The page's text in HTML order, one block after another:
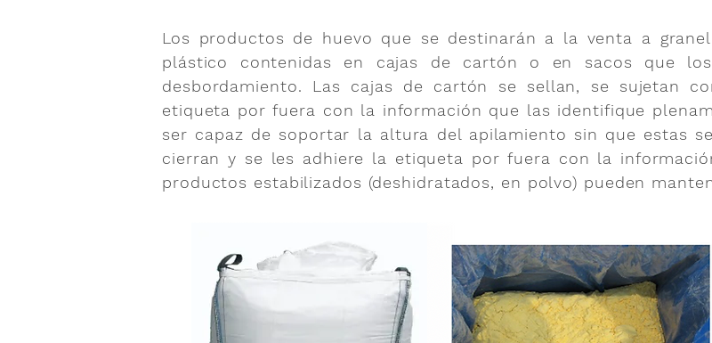
Los productos de huevo que se destinarán a la venta a
plástico contenidas en cajas de cartón o en sacos que
desbordamiento. Las cajas de cartón se sellan, se sujetan
etiqueta por fuera con la información que las identifique
ser capaz de soportar la altura del apilamiento sin que estas
cierran y se les adhiere la etiqueta por fuera con la
productos estabilizados (deshidratados, en polvo) pueden